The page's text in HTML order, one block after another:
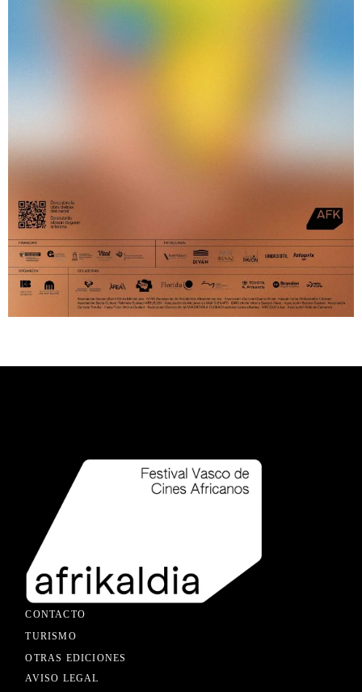
CONTACTO
TURISMO
OTRAS EDICIONES
AVISO LEGAL